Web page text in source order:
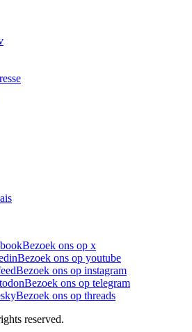
Bezoek ons op x
Bezoek ons op youtube
Bezoek ons op instagram
Bezoek ons op telegram
Bezoek ons op threads
reserved.